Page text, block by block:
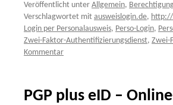
Veröffentlicht unter Allgemein,
Verschlagwortet mit ausweislogin.de, http://
Login per Personalausweis, Perso-Login,
Zwei-Faktor-Authentifizierungsdienst, Zwei-
Kommentar
PGP plus eID –